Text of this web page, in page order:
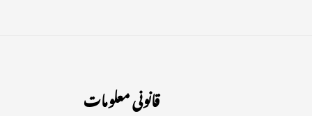
قانونی معلومات